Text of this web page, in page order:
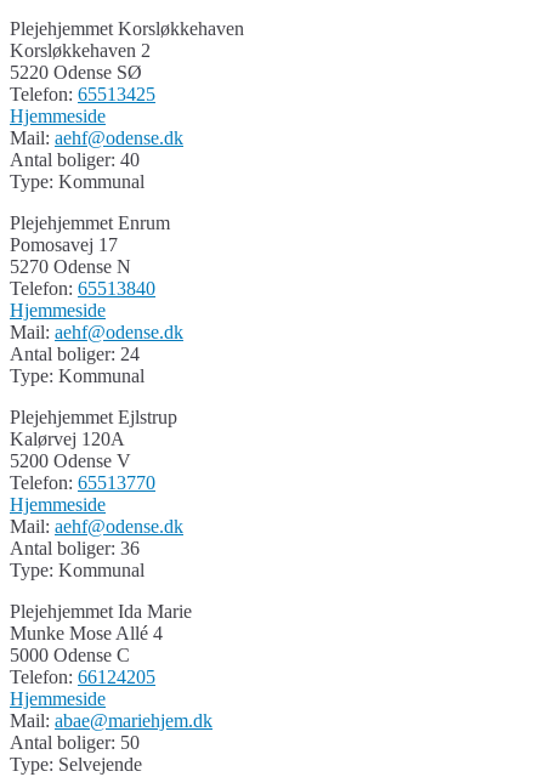
Plejehjemmet Korsløkkehaven
Korsløkkehaven 2
5220 Odense SØ
Telefon: 65513425
Hjemmeside
Mail: aehf@odense.dk
Antal boliger: 40
Type: Kommunal
Plejehjemmet Enrum
Pomosavej 17
5270 Odense N
Telefon: 65513840
Hjemmeside
Mail: aehf@odense.dk
Antal boliger: 24
Type: Kommunal
Plejehjemmet Ejlstrup
Kalørvej 120A
5200 Odense V
Telefon: 65513770
Hjemmeside
Mail: aehf@odense.dk
Antal boliger: 36
Type: Kommunal
Plejehjemmet Ida Marie
Munke Mose Allé 4
5000 Odense C
Telefon: 66124205
Hjemmeside
Mail: abae@mariehjem.dk
Antal boliger: 50
Type: Selvejende